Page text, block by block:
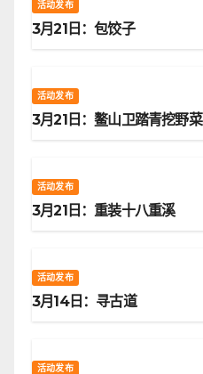
活动发布
3月21日：包饺子
活动发布
3月21日：鳌山卫踏青挖野菜
活动发布
3月21日：重装十八重溪
活动发布
3月14日：寻古道
活动发布